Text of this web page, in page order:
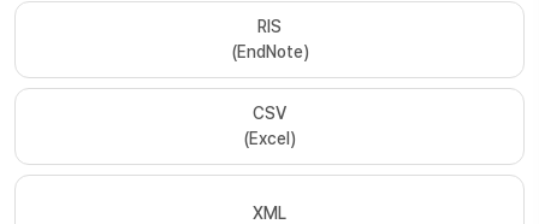
RIS
(EndNote)
CSV
(Excel)
XML